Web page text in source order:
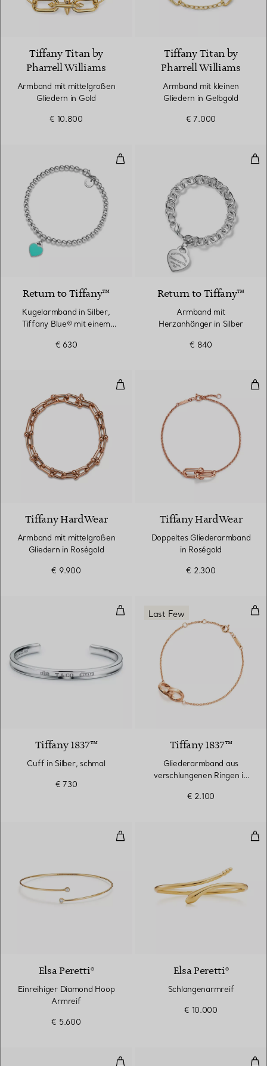
Tiffany Titan by
Pharrell Williams
Armband mit mittelgroßen
Gliedern in Gold
€ 10.800
Tiffany Titan by
Pharrell Williams
Armband mit kleinen
Gliedern in Gelbgold
€ 7.000
Kugelarmband in Silber, Tiffany
3 Farben
Return to Tiffany™
Kugelarmband in Silber,
Tiffany Blue® mit einem
€ 630
Return to Tiffany™
Armband mit
Herzanhänger in Silber
€ 840
Armband mit mittelgroßen
2 Materialien
Tiffany HardWear
Armband mit mittelgroßen
Gliedern in Roségold
€ 9.900
Tiffany HardWear
Doppeltes Gliederarmband
in Roségold
€ 2.300
Cuff in Silber, schmal
Tiffany 1837™
Cuff in Silber, schmal
€ 730
Last Few
Tiffany 1837™
Gliederarmband aus
verschlungenen Ringen in
€ 2.100
Einreihiger Diamond Hoop
Elsa Peretti®
Einreihiger Diamond Hoop
Armreif
€ 5.600
Elsa Peretti®
Schlangenarmreif
€ 10.000
Olive Leaf Armreif